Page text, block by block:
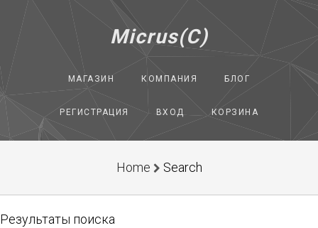
Micrus(C)
МАГАЗИН КОМПАНИЯ БЛОГ
РЕГИСТРАЦИЯ ВХОД КОРЗИНА
Home Search
Результаты поиска